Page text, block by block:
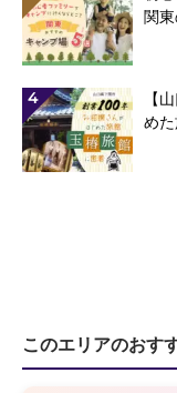
関
4
【
め
このエリアのおす